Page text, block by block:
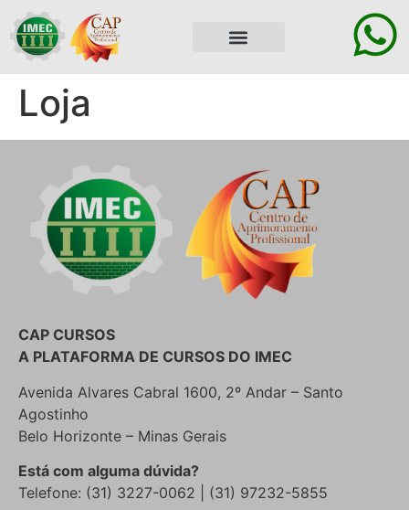
Loja
CAP CURSOS
A PLATAFORMA DE CURSOS DO IMEC
Avenida Alvares Cabral 1600, 2º Andar – Santo
Agostinho
Belo Horizonte – Minas Gerais
Está com alguma dúvida?
Telefone: (31) 3227-0062 | (31) 97232-5855